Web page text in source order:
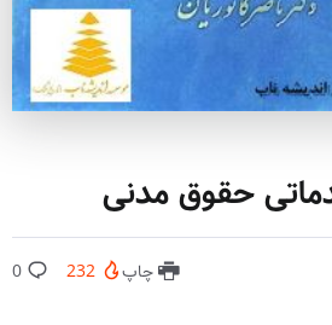
حقوق مدنی
چاپ 232
0